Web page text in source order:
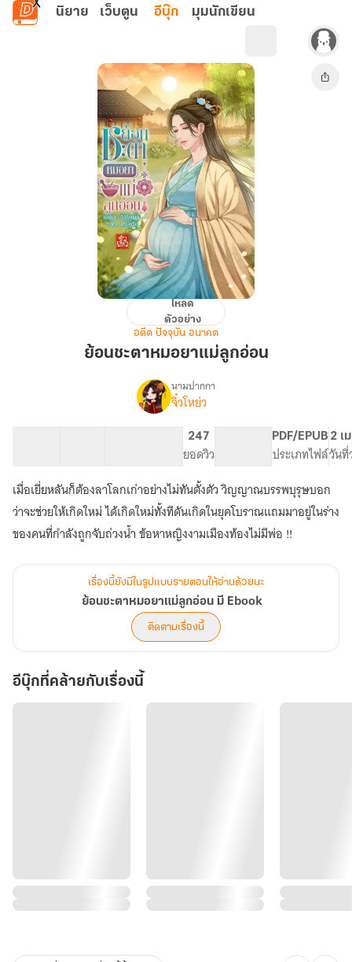
ข้ามไปยังเนื้อหาหลัก
นิยาย เว็บตูน อีบุ๊ก มุมนักเขียน
หมอ
โหลด
ตัวอย่าง
อดีต ปัจจุบัน อนาคต
ย้อนชะตาหมอยาแม่ลูกอ่อน
เรื่อง
ชะตา
หมอ
ยา
แม่
ลูก
อ่อน
มี
Ebook
นามปากกา
จิ๋วโหย่ว
247
ยอดวิว
PDF/EPUB
ประเภทไฟล์
2 เ
วันที่
เมื่อเยี่ยหลันก็ต้องลาโลกเก่าอย่างไม่ทันตั้งตัว วิญญาณบรรพบุรุษบอก
ว่าจะช่วยให้เกิดใหม่ ได้เกิดใหม่ทั้งทีดันเกิดในยุคโบราณแถมมาอยู่ในร่าง
ของคนที่กำลังถูกจับถ่วงน้ำ ข้อหาหญิงงามเมืองท้องไม่มีพ่อ !!
เรื่องนี้ยังมีในรูปแบบรายตอนให้อ่านด้วยนะ
ย้อนชะตาหมอยาแม่ลูกอ่อน มี Ebook
ติดตามเรื่องนี้
อีบุ๊กที่คล้ายกับเรื่องนี้